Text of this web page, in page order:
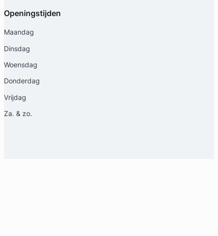
Openingstijden
Maandag
Dinsdag
Woensdag
Donderdag
Vrijdag
Za. & zo.